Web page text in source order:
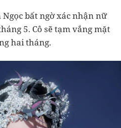
bất ngờ xác nhận nữ
5. Cô sẽ tạm vắng mặt
hai tháng.